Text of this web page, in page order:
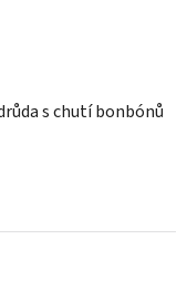
s chutí bonbónů